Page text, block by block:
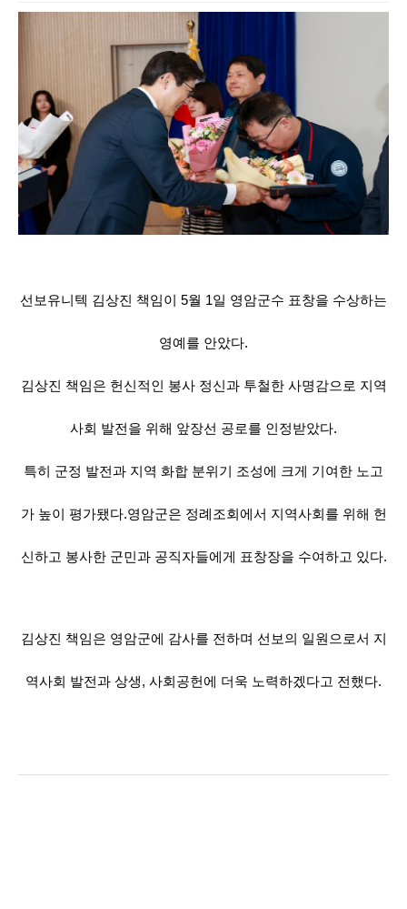
선보유니텍 김상진 책임이 5월 1일 영암군수 표창을 수상하는
영예를 안았다.
김상진 책임은 헌신적인 봉사 정신과 투철한 사명감으로 지역
사회 발전을 위해 앞장선 공로를 인정받았다.
특히 군정 발전과 지역 화합 분위기 조성에 크게 기여한 노고
가 높이 평가됐다.영암군은 정례조회에서 지역사회를 위해 헌
신하고 봉사한 군민과 공직자들에게 표창장을 수여하고 있다.
김상진 책임은 영암군에 감사를 전하며 선보의 일원으로서 지
역사회 발전과 상생, 사회공헌에 더욱 노력하겠다고 전했다.